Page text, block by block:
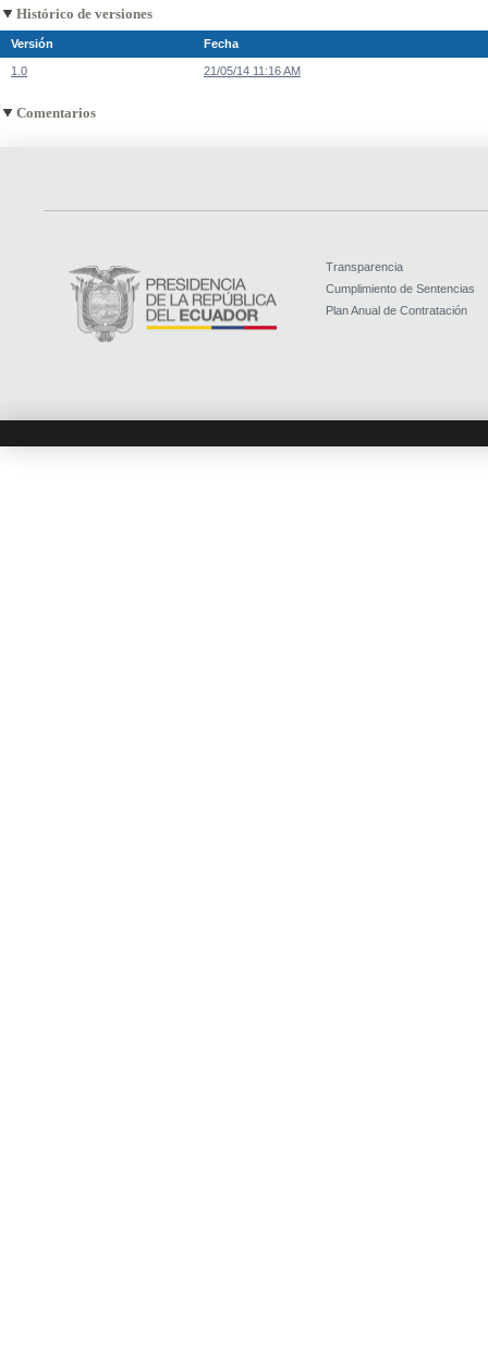
Histórico de versiones
Versión Fecha
1.0 21/05/14 11:16 AM
Comentarios
Transparencia
Cumplimiento de Sentencias
Plan Anual de Contratación